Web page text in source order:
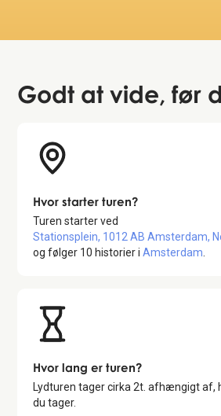
Godt at vide, før
Hvor starter turen?
Turen starter ved
Stationsplein, 1012 AB Amsterdam,
og følger 10 historier iAmsterdam
Hvor lang er turen?
Lydturen tager cirka2t. afhængigt af,
du tager.